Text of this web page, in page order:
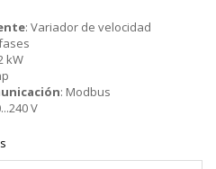
: Variador de velocidad
kW
: Modbus
V